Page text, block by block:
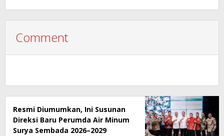
Comment
Resmi Diumumkan, Ini Susunan
Direksi Baru Perumda Air Minum
Surya Sembada 2026–2029